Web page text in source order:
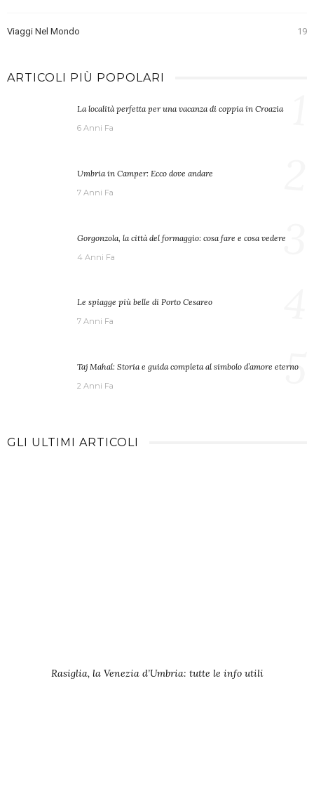
Viaggi Nel Mondo 19
ARTICOLI PIÙ POPOLARI
La località perfetta per una vacanza di coppia in Croazia
6 Anni Fa
Umbria in Camper: Ecco dove andare
7 Anni Fa
Gorgonzola, la città del formaggio: cosa fare e cosa vedere
4 Anni Fa 3
Le spiagge più belle di Porto Cesareo
7 Anni Fa
Taj Mahal: Storia e guida completa al simbolo d’amore eterno
2 Anni Fa 5
GLI ULTIMI ARTICOLI
Rasiglia, la Venezia d’Umbria: tutte le info utili